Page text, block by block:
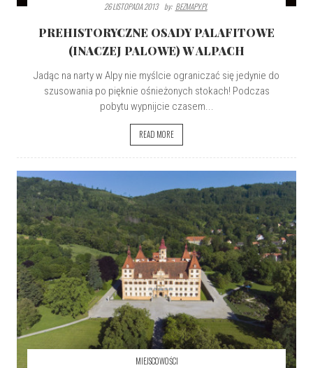
26 LISTOPADA 2013
By: BEZMAPY.PL
PREHISTORYCZNE OSADY PALAFITOWE
(INACZEJ PALOWE) W ALPACH
Jadąc na narty w Alpy nie myślcie ograniczać się jedynie do
szusowania po pięknie ośnieżonych stokach! Podczas
pobytu wypnijcie czasem...
READ MORE
MIEJSCOWOŚCI